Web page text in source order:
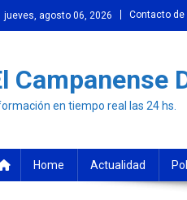
jueves, agosto 06, 2026 Contacto de
Campanense
en tiempo real las 24 hs.
Home Actualidad